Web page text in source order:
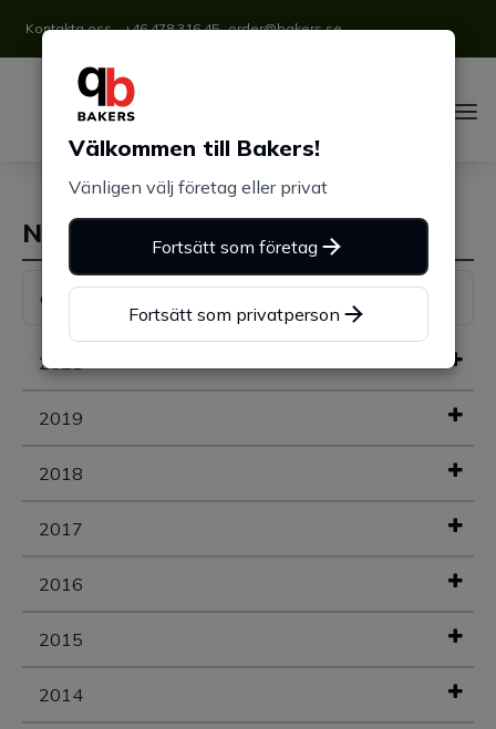
Kontakta oss +46 478 316 45 order@bakers.se
Nyhetsarkiv
2021
2019
2018
2017
2016
2015
2014
Välkommen till Bakers!
Vänligen välj företag eller privat
Fortsätt som företag
Fortsätt som privatperson